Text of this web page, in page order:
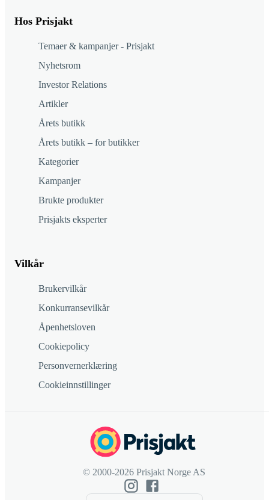
Hos Prisjakt
Temaer & kampanjer - Prisjakt
Nyhetsrom
Investor Relations
Artikler
Årets butikk
Årets butikk – for butikker
Kategorier
Kampanjer
Brukte produkter
Prisjakts eksperter
Vilkår
Brukervilkår
Konkurransevilkår
Åpenhetsloven
Cookiepolicy
Personvernerklæring
Cookieinnstillinger
© 2000-2026 Prisjakt Norge AS